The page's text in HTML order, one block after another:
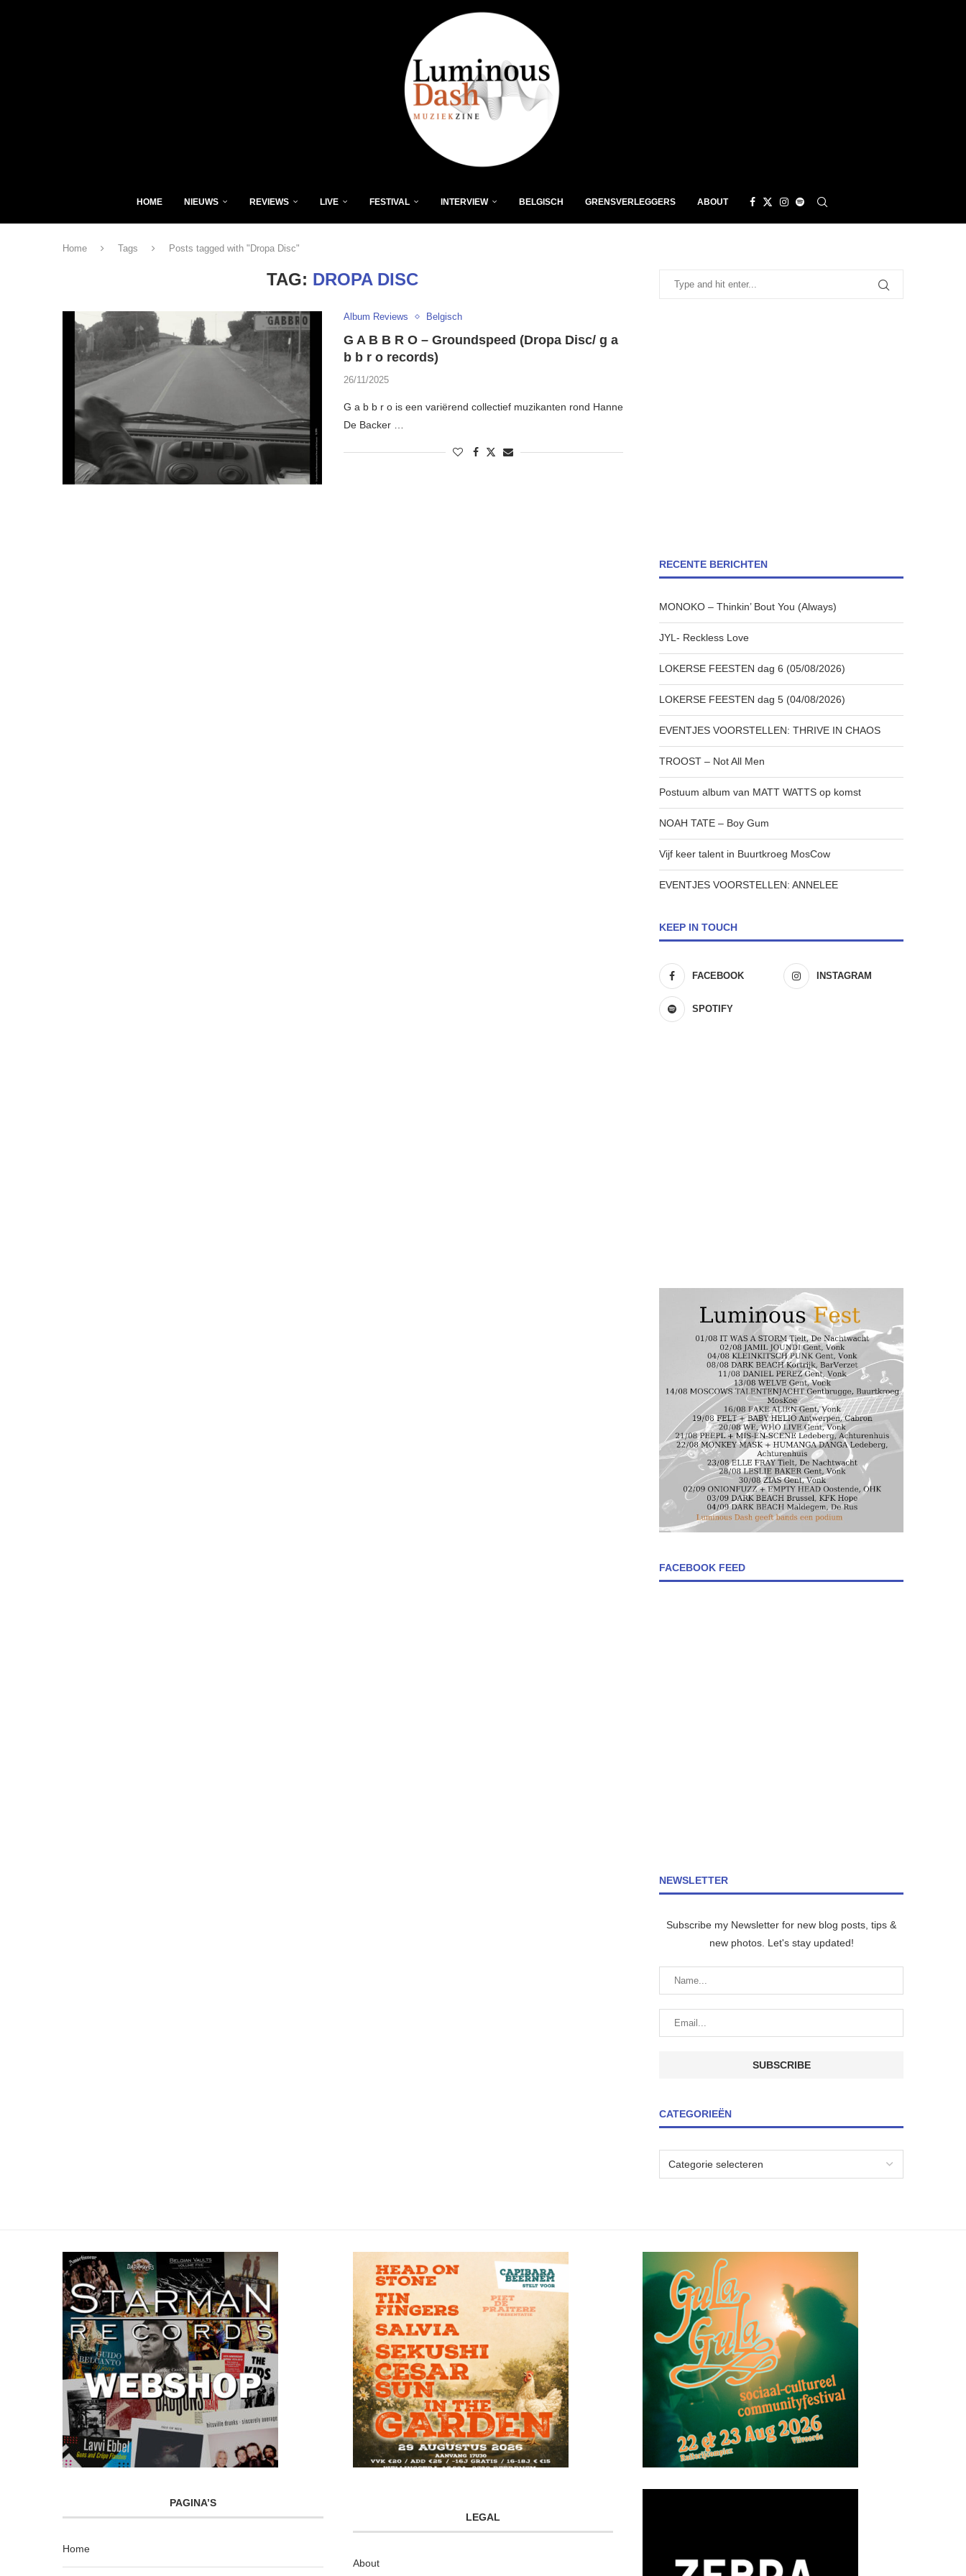
HOME NIEUWS REVIEWS LIVE FESTIVAL INTERVIEW BELGISCH GRENSVERLEGGERS ABOUT
Home Tags Posts tagged with "Dropa Disc"
TAG: DROPA DISC
Album Reviews Belgisch
G A B B R O – Groundspeed (Dropa Disc/ g a
b b r o records)
26/11/2025
G a b b r o is een variërend collectief muzikanten rond Hanne
De Backer …
RECENTE BERICHTEN
MONOKO – Thinkin’ Bout You (Always)
JYL- Reckless Love
LOKERSE FEESTEN dag 6 (05/08/2026)
LOKERSE FEESTEN dag 5 (04/08/2026)
EVENTJES VOORSTELLEN: THRIVE IN CHAOS
TROOST – Not All Men
Postuum album van MATT WATTS op komst
NOAH TATE – Boy Gum
Vijf keer talent in Buurtkroeg MosCow
EVENTJES VOORSTELLEN: ANNELEE
KEEP IN TOUCH
FACEBOOK INSTAGRAM
SPOTIFY
FACEBOOK FEED
NEWSLETTER
Subscribe my Newsletter for new blog posts, tips &
new photos. Let's stay updated!
CATEGORIEËN
PAGINA’S
Home
LEGAL
About